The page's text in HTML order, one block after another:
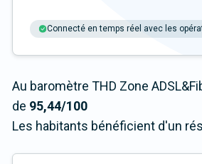
Connecté en temps réel avec les
Au baromètre THD Zone
de 95,44/100
Les habitants bénéficient d'un